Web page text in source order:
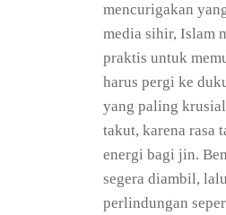
mencurigakan
media sihir, Islam
praktis untuk
harus pergi ke
yang paling
takut, karena rasa
energi bagi jin.
segera diambil,
perlindungan